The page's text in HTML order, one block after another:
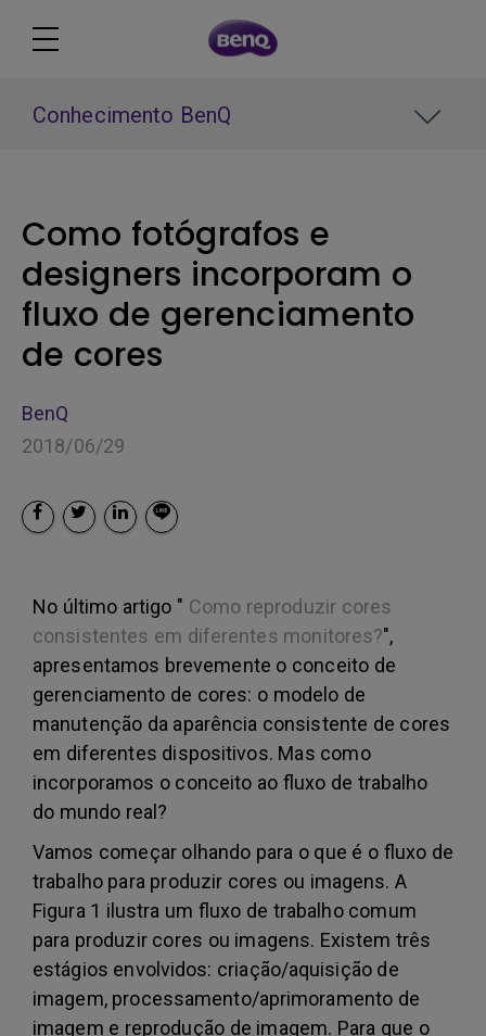
Conhecimento BenQ
Como fotógrafos e
designers incorporam o
fluxo de gerenciamento
de cores
BenQ
2018/06/29
No último artigo " Como reproduzir cores
consistentes em diferentes monitores?",
apresentamos brevemente o conceito de
gerenciamento de cores: o modelo de
manutenção da aparência consistente de cores
em diferentes dispositivos. Mas como
incorporamos o conceito ao fluxo de trabalho
do mundo real?
Vamos começar olhando para o que é o fluxo de
trabalho para produzir cores ou imagens. A
Figura 1 ilustra um fluxo de trabalho comum
para produzir cores ou imagens. Existem três
estágios envolvidos: criação/aquisição de
imagem, processamento/aprimoramento de
imagem e reprodução de imagem. Para que o